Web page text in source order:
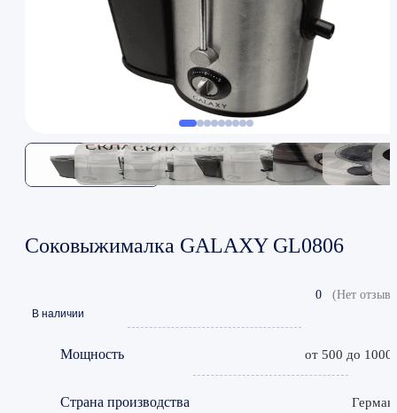
Соковыжималка GALAXY GL0806
0 (Нет
В наличии
Мощность от 500 до
Страна производства